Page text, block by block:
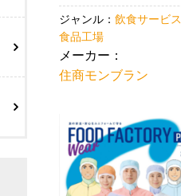
ジャンル： 飲食サービス
食品工場
メーカー：
住商モンブラン